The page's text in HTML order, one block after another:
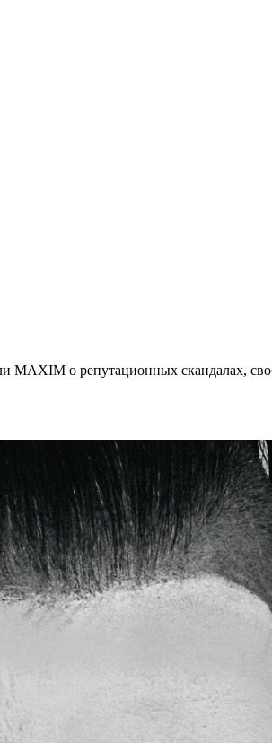
MAXIM о репутационных скандалах,